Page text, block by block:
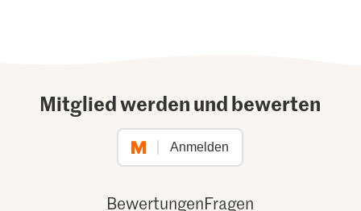
Mitglied werden und bewerten
Anmelden
BewertungenFragen